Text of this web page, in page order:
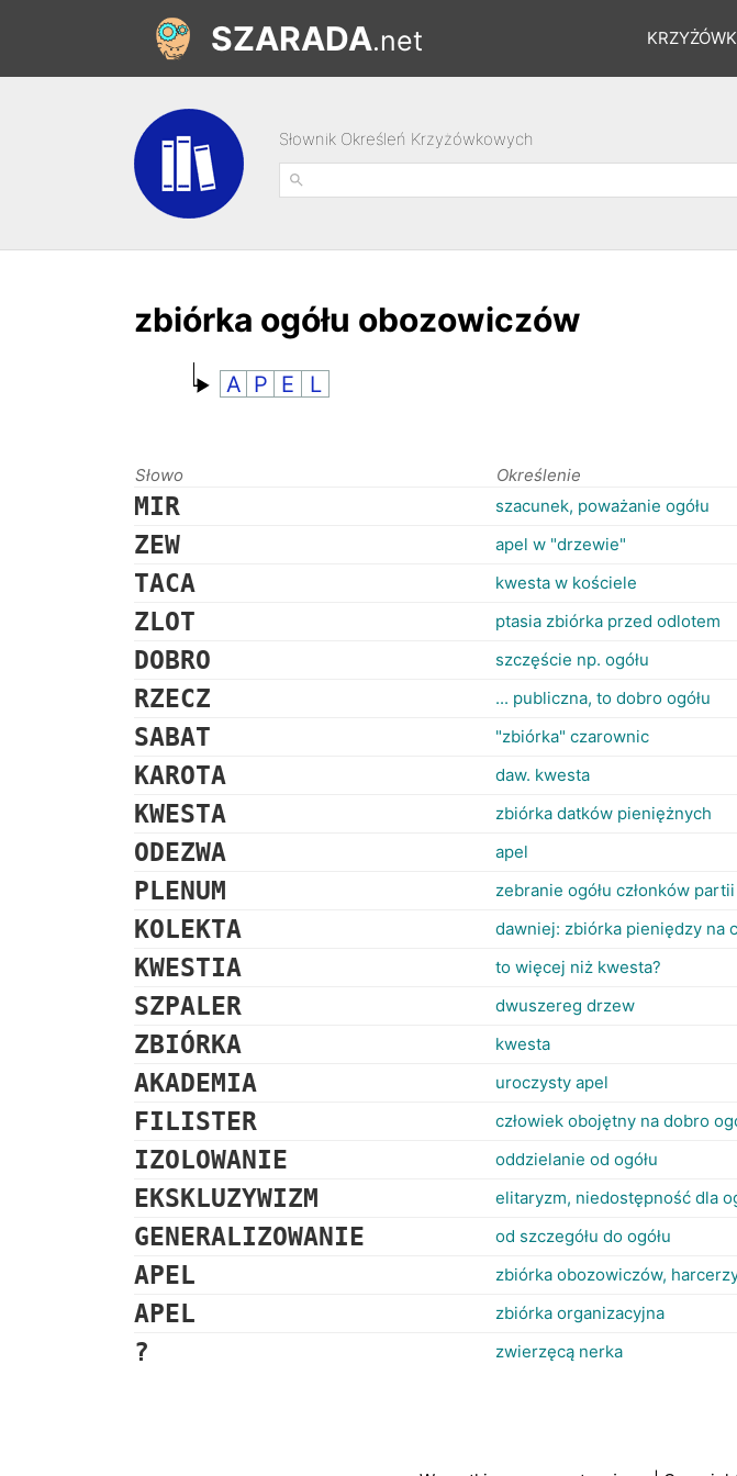
SZARADA.net
Słownik Określeń Krzyżówkowych
zbiórka ogółu obozowiczów
A P E L
Słowo Określenie
MIR szacunek, poważanie ogółu
ZEW apel w "drzewie"
TACA kwesta w kościele
ZLOT ptasia zbiórka przed odlotem
DOBRO szczęście np. ogółu
RZECZ ... publiczna, to dobro ogółu
SABAT "zbiórka" czarownic
KAROTA daw. kwesta
KWESTA zbiórka datków pieniężnych
ODEZWA apel
PLENUM zebranie ogółu członków partii
KOLEKTA dawniej: zbiórka pieniędzy na
KWESTIA to więcej niż kwesta?
SZPALER dwuszereg drzew
ZBIÓRKA kwesta
AKADEMIA uroczysty apel
FILISTER człowiek obojętny na dobro
IZOLOWANIE oddzielanie od ogółu
EKSKLUZYWIZM elitaryzm, niedostępność dla
GENERALIZOWANIE od szczegółu do ogółu
APEL zbiórka obozowiczów,
APEL zbiórka organizacyjna
? zwierzęcą nerka